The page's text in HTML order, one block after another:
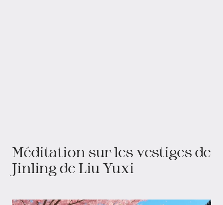
Méditation sur les vestiges de
Jinling de Liu Yuxi